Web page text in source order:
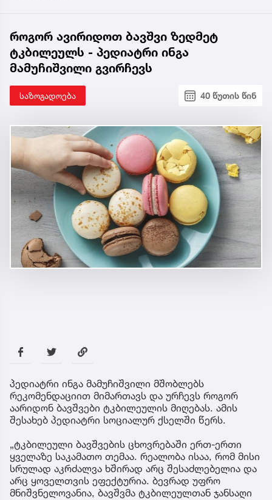
როგორ ავირიდოთ ბავშვი ზედმეტ
ტკბილეულს - პედიატრი ინგა
მამუჩიშვილი გვირჩევს
საზოგადოება 40 წუთის წინ
პედიატრი ინგა მამუჩიშვილი მშობლებს
რეკომენდაციით მიმართავს და ურჩევს როგორ
აარიდონ ბავშვები ტკბილეულის მიღებას. ამის
შესახებ პედიატრი სოციალურ ქსელში წერს.
„ტკბილეული ბავშვების ცხოვრებაში ერთ-ერთი
ყველაზე საკამათო თემაა. რეალობა ისაა, რომ მისი
სრულად აკრძალვა ხშირად არც შესაძლებელია და
არც ყოველთვის ეფექტურია. ბევრად უფრო
მნიშვნელოვანია, ბავშვმა ტკბილეულთან ჯანსაღი